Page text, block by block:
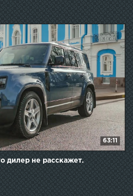
63:11
дилер не расскажет.